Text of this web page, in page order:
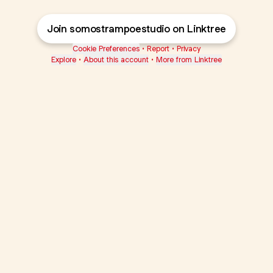
Join somostrampoestudio on Linktree
Cookie Preferences • Report • Privacy
Explore • About this account • More from Linktree